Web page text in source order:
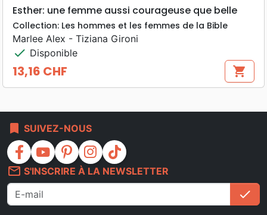
Esther: une femme aussi courageuse que belle
Collection: Les hommes et les femmes de la Bible
Marlee Alex - Tiziana Gironi
check Disponible
Prix
13,16 CHF shopping_cart
bookmark SUIVEZ-NOUS
facebook youtube pinterest instagram
tiktok
mail_outline S'INSCRIRE À LA NEWSLETTER
check